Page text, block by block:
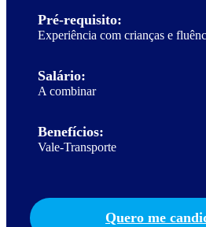
Pré-requisito:
Experiência com crianças e
Salário:
A combinar
Benefícios:
Vale-Transporte
Quero me